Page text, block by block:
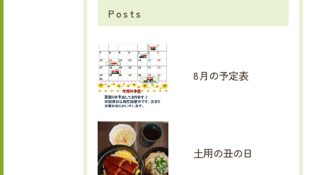
Posts
8月の予定表
土用の丑の日